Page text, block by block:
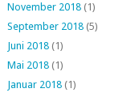
November 2018 (1)
September 2018 (5)
Juni 2018 (1)
Mai 2018 (1)
Januar 2018 (1)